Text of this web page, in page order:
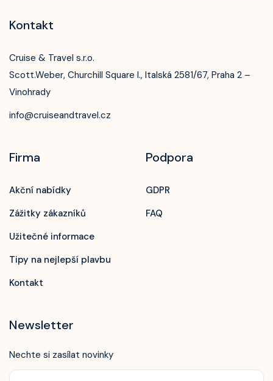
Kontakt
Cruise & Travel s.r.o.
Scott.Weber, Churchill Square I., Italská 2581/67, Praha 2 –
Vinohrady
info@cruiseandtravel.cz
Firma
Akční nabídky
Zážitky zákazníků
Užitečné informace
Tipy na nejlepší plavbu
Kontakt
Podpora
GDPR
FAQ
Newsletter
Nechte si zasílat novinky